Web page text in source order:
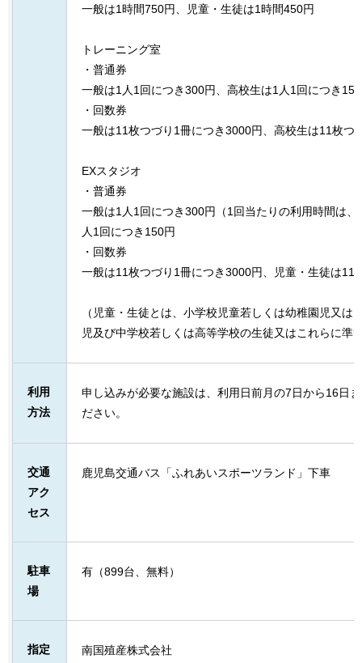
一般は1時間750円、児童・生徒は1時間450円
トレーニング室
・普通券
一般は1人1回につき300円、高校生は1人1回につき
・回数券
一般は11枚つづり1冊につき3000円、高校生は11枚つ
EXスタジオ
・普通券
一般は1人1回につき300円（1回当たりの利用時間は
人1回につき150円
・回数券
一般は11枚つづり1冊につき3000円、児童・生徒は11
（児童・生徒とは、小学校児童若しくは幼稚園児又は
児及び中学校若しくは高等学校の生徒又はこれらに準
利用
方法
申し込みが必要な施設は、利用日前月の7日から16日
ださい。
交通
アク
セス
鹿児島交通バス「ふれあいスポーツランド」下車
駐車
場
有（899台、無料）
指定
南国殖産株式会社